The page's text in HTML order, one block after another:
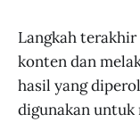
Langkah
konten dan
hasil yang
digunakan